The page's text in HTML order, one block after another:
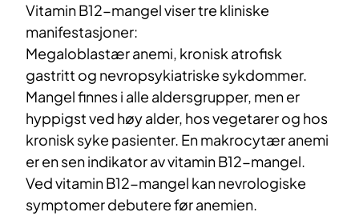
Vitamin B12-mangel viser tre kliniske
manifestasjoner:
Megaloblastær anemi, kronisk atrofisk
gastritt og nevropsykiatriske sykdommer.
Mangel finnes i alle aldersgrupper, men er
hyppigst ved høy alder, hos vegetarer og hos
kronisk syke pasienter. En makrocytær anemi
er en sen indikator av vitamin B12-mangel.
Ved vitamin B12-mangel kan nevrologiske
symptomer debutere før anemien.